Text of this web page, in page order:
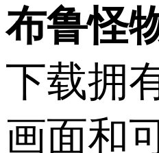
布鲁怪
下载拥
画面和